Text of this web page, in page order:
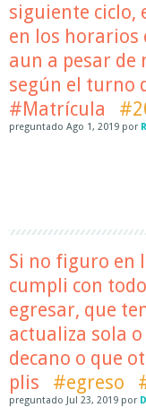
siguiente ciclo,
en los horarios
aun a pesar de
según el turno
#Matrícula
preguntado Ago 1, 2019 por
Si no figuro en
cumpli con
egresar, que
actualiza sola
decano o que
plis
#egreso
preguntado Jul 23, 2019 por